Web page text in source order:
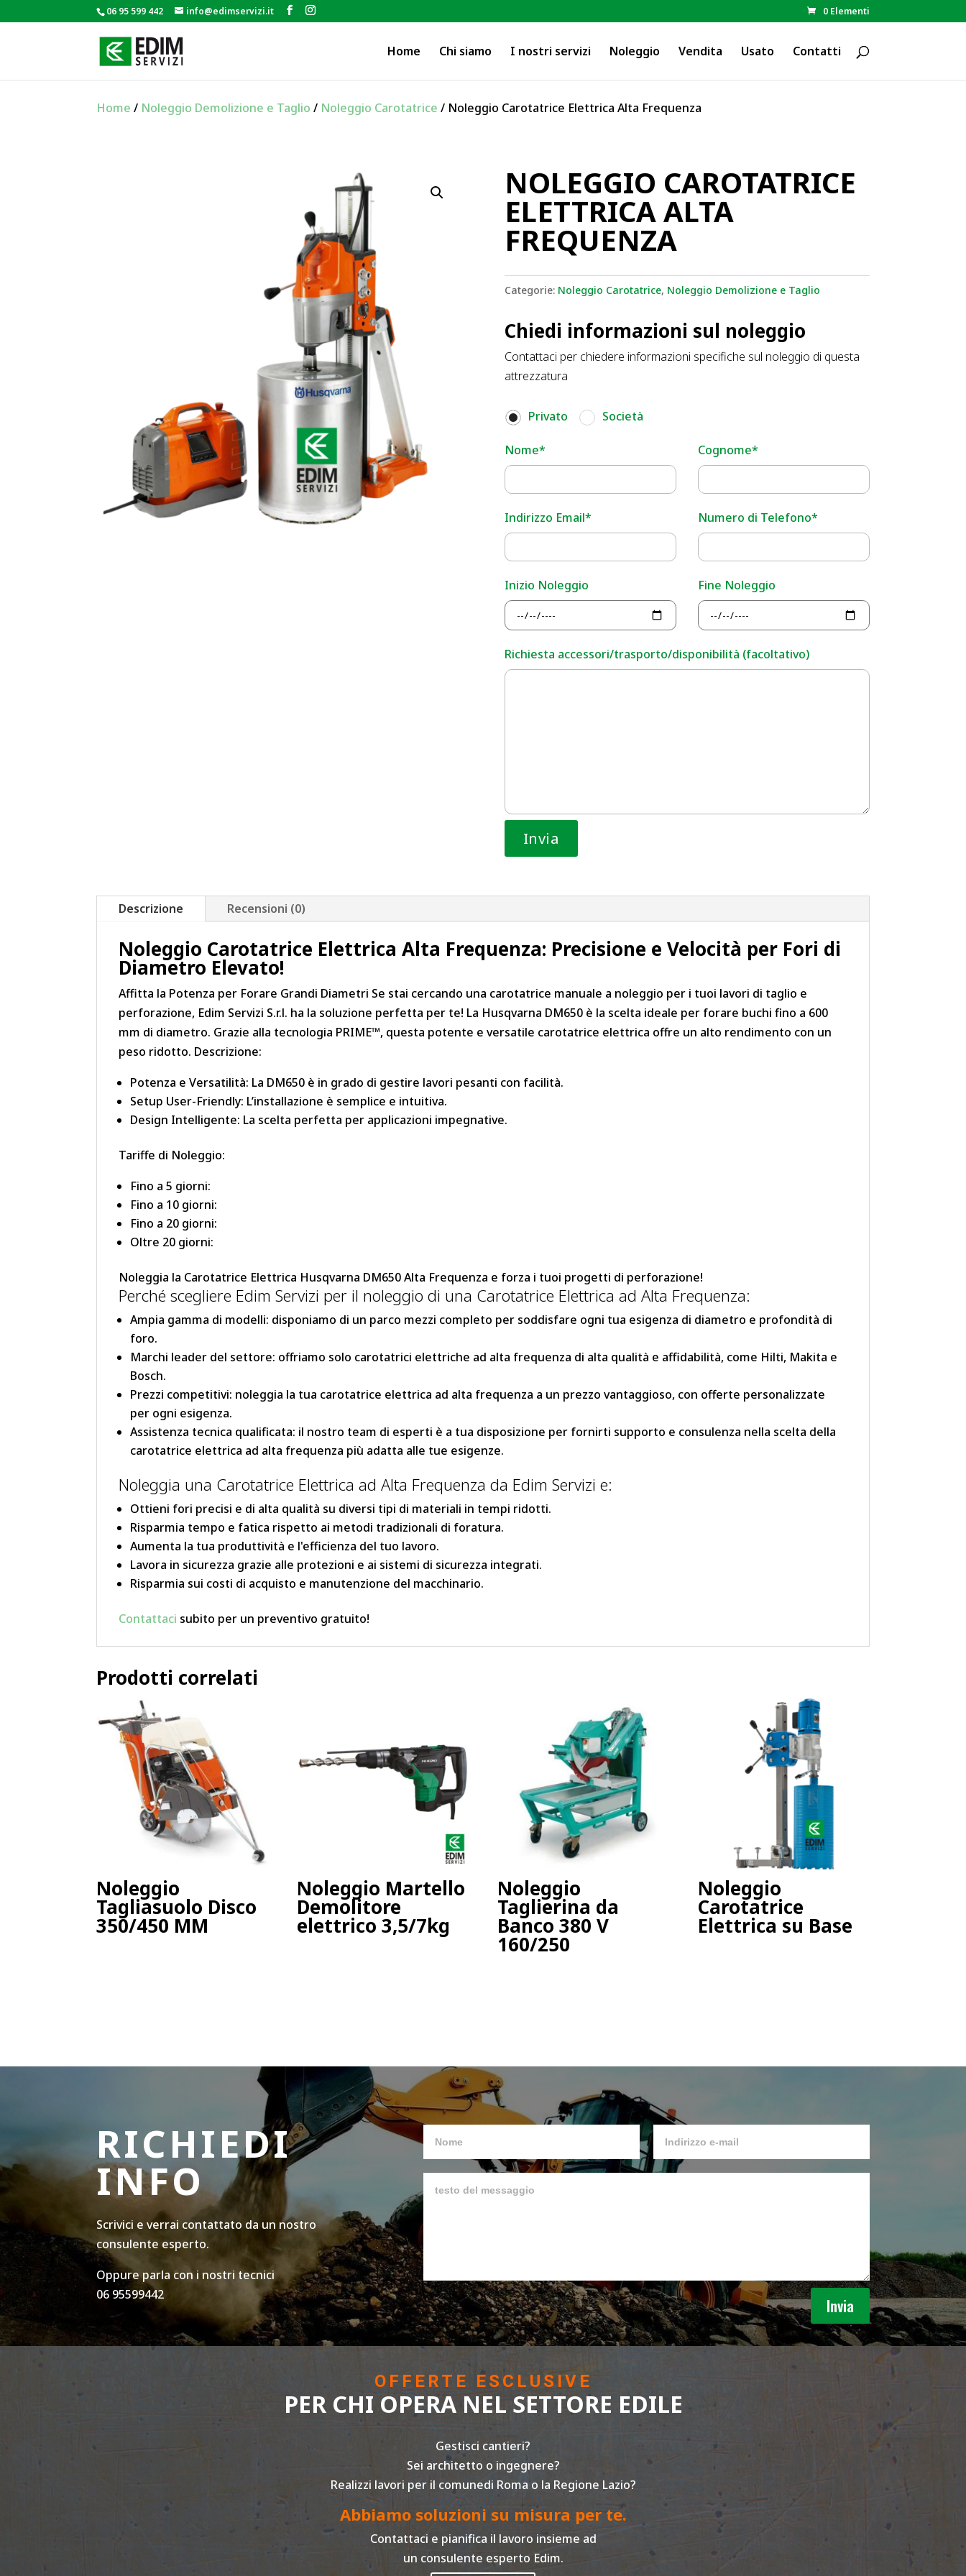
06 95 599 442 info@edimservizi.it 0 Elementi
Home Chi siamo I nostri servizi Noleggio Vendita Usato Contatti
Home / Noleggio Demolizione e Taglio / Noleggio Carotatrice / Noleggio Carotatrice Elettrica Alta Frequenza
NOLEGGIO CAROTATRICE
ELETTRICA ALTA
FREQUENZA
Categorie: Noleggio Carotatrice, Noleggio Demolizione e Taglio
Chiedi informazioni sul noleggio
Contattaci per chiedere informazioni specifiche sul noleggio di questa
attrezzatura
Privato Società
Nome* Cognome*
Indirizzo Email* Numero di Telefono*
Inizio Noleggio Fine Noleggio
Richiesta accessori/trasporto/disponibilità (facoltativo)
Descrizione Recensioni (0)
Noleggio Carotatrice Elettrica Alta Frequenza: Precisione e Velocità per Fori di
Diametro Elevato!
Affitta la Potenza per Forare Grandi Diametri Se stai cercando una carotatrice manuale a noleggio per i tuoi lavori di taglio e
perforazione, Edim Servizi S.r.l. ha la soluzione perfetta per te! La Husqvarna DM650 è la scelta ideale per forare buchi fino a 600
mm di diametro. Grazie alla tecnologia PRIME™, questa potente e versatile carotatrice elettrica offre un alto rendimento con un
peso ridotto. Descrizione:
Potenza e Versatilità: La DM650 è in grado di gestire lavori pesanti con facilità.
Setup User-Friendly: L’installazione è semplice e intuitiva.
Design Intelligente: La scelta perfetta per applicazioni impegnative.
Tariffe di Noleggio:
Fino a 5 giorni:
Fino a 10 giorni:
Fino a 20 giorni:
Oltre 20 giorni:
Noleggia la Carotatrice Elettrica Husqvarna DM650 Alta Frequenza e forza i tuoi progetti di perforazione!
Perché scegliere Edim Servizi per il noleggio di una Carotatrice Elettrica ad Alta Frequenza:
Ampia gamma di modelli: disponiamo di un parco mezzi completo per soddisfare ogni tua esigenza di diametro e profondità di
foro.
Marchi leader del settore: offriamo solo carotatrici elettriche ad alta frequenza di alta qualità e affidabilità, come Hilti, Makita e
Bosch.
Prezzi competitivi: noleggia la tua carotatrice elettrica ad alta frequenza a un prezzo vantaggioso, con offerte personalizzate
per ogni esigenza.
Assistenza tecnica qualificata: il nostro team di esperti è a tua disposizione per fornirti supporto e consulenza nella scelta della
carotatrice elettrica ad alta frequenza più adatta alle tue esigenze.
Noleggia una Carotatrice Elettrica ad Alta Frequenza da Edim Servizi e:
Ottieni fori precisi e di alta qualità su diversi tipi di materiali in tempi ridotti.
Risparmia tempo e fatica rispetto ai metodi tradizionali di foratura.
Aumenta la tua produttività e l'efficienza del tuo lavoro.
Lavora in sicurezza grazie alle protezioni e ai sistemi di sicurezza integrati.
Risparmia sui costi di acquisto e manutenzione del macchinario.
Contattaci subito per un preventivo gratuito!
Prodotti correlati
Noleggio
Tagliasuolo Disco
350/450 MM
Noleggio Martello
Demolitore
elettrico 3,5/7kg
Noleggio
Taglierina da
Banco 380 V
160/250
Noleggio
Carotatrice
Elettrica su Base
RICHIEDI
INFO
Scrivici e verrai contattato da un nostro
consulente esperto.
Oppure parla con i nostri tecnici
06 95599442
Invia
OFFERTE ESCLUSIVE
PER CHI OPERA NEL SETTORE EDILE
Gestisci cantieri?
Sei architetto o ingegnere?
Realizzi lavori per il comunedi Roma o la Regione Lazio?
Abbiamo soluzioni su misura per te.
Contattaci e pianifica il lavoro insieme ad
un consulente esperto Edim.